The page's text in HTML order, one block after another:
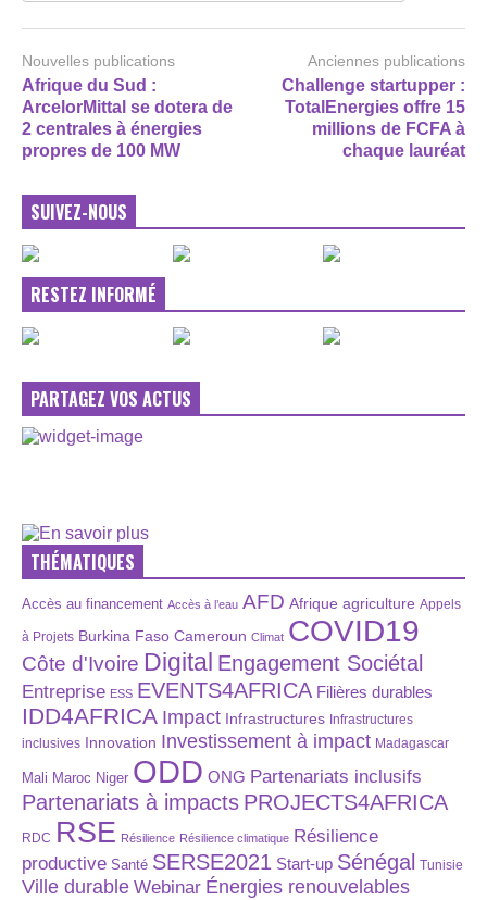
Nouvelles publications
Afrique du Sud :
ArcelorMittal se dotera de
2 centrales à énergies
propres de 100 MW
Anciennes publications
Challenge startupper :
TotalEnergies offre 15
millions de FCFA à
chaque lauréat
SUIVEZ-NOUS
RESTEZ INFORMÉ
PARTAGEZ VOS ACTUS
THÉMATIQUES
Accès au financement Accès à l’eau AFD Afrique agriculture Appels
à Projets Burkina Faso Cameroun Climat COVID19
Côte d'Ivoire Digital Engagement Sociétal
Entreprise ESS EVENTS4AFRICA Filières durables
IDD4AFRICA Impact Infrastructures Infrastructures
inclusives Innovation Investissement à impact Madagascar
Mali Maroc Niger ODD ONG Partenariats inclusifs
Partenariats à impacts PROJECTS4AFRICA
RDC RSE Résilience Résilience climatique Résilience
productive Santé SERSE2021 Start-up Sénégal Tunisie
Ville durable Webinar Énergies renouvelables